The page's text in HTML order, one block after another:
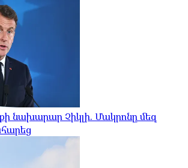
նախարար Չիկլի. Մակրոնը մեզ